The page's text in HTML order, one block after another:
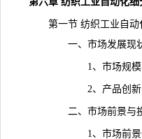
第一节 纺织工业自动
一、市场发展现状
1、市场规模与
2、产品创新与
二、市场前景与投
1、市场前景